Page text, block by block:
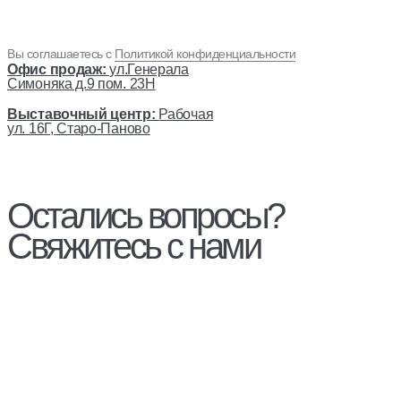
Вы соглашаетесь с Политикой конфиденциальности
Офис продаж:ул.Генерала
Симоняка д.9 пом. 23Н
Выставочный центр: Рабочая
ул. 16Г, Старо-Паново
Остались вопросы?
Свяжитесь с нами